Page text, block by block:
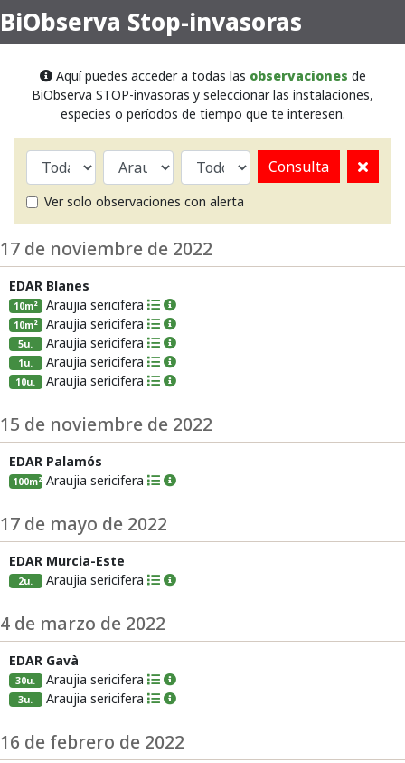
BiObserva Stop-invasoras
Aquí puedes acceder a todas las observaciones de
BiObserva STOP-invasoras y seleccionar las instalaciones,
especies o períodos de tiempo que te interesen.
Consulta
Ver solo observaciones con alerta
17 de noviembre de 2022
EDAR Blanes
10m² Araujia sericifera
10m² Araujia sericifera
5u. Araujia sericifera
1u. Araujia sericifera
10u. Araujia sericifera
15 de noviembre de 2022
EDAR Palamós
100m² Araujia sericifera
17 de mayo de 2022
EDAR Murcia-Este
2u. Araujia sericifera
4 de marzo de 2022
EDAR Gavà
30u. Araujia sericifera
3u. Araujia sericifera
16 de febrero de 2022